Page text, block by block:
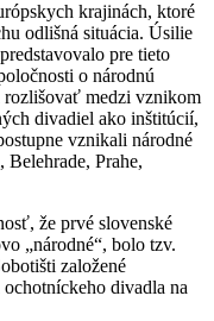
krajinách, ktoré
odlišná situácia. Úsilie
pre tieto
o národnú
rozlišovať medzi vznikom
divadiel ako inštitúcií,
vznikali národné
Prahe,
že prvé slovenské
„národné“, bolo tzv.
založené
divadla na